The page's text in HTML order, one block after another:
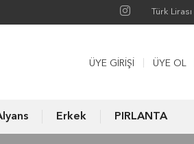
Türk Lirası
ÜYE GIRIŞI ÜYE OL
Erkek PIRLANTA